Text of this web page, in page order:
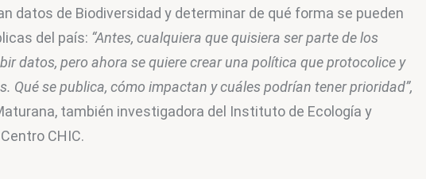
datos de Biodiversidad y determinar de qué forma se pueden
del país: “Antes, cualquiera que quisiera ser parte de los
datos, pero ahora se quiere crear una política que protocolice y
Qué se publica, cómo impactan y cuáles podrían tener prioridad”,
también investigadora del Instituto de Ecología y
CHIC.